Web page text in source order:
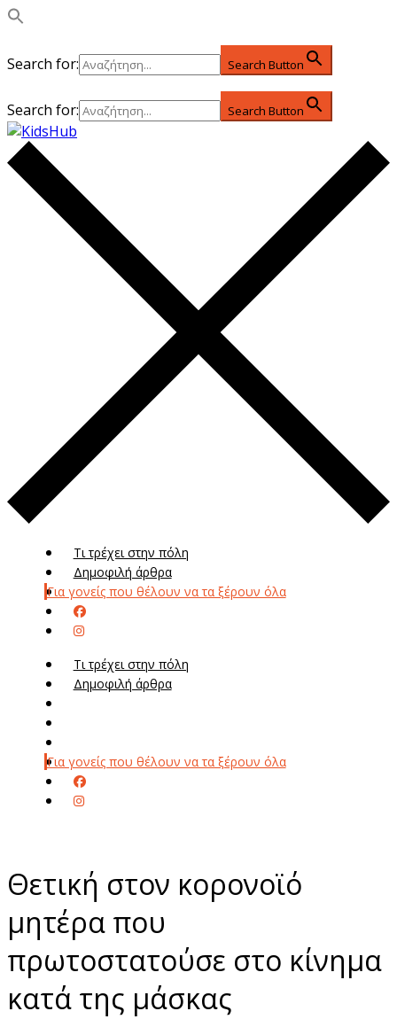
Search for: Search Button
Search for: Search Button
Τι τρέχει στην πόλη
Δημοφιλή άρθρα
Για γονείς που θέλουν να τα ξέρουν όλα
Τι τρέχει στην πόλη
Δημοφιλή άρθρα
Για γονείς που θέλουν να τα ξέρουν όλα
Θετική στον κορονοϊό
μητέρα που
πρωτοστατούσε στο κίνημα
κατά της μάσκας